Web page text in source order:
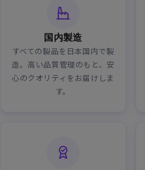
国内製造
すべての製品を日本国内で製
造。高い品質管理のもと、安
心のクオリティをお届けしま
す。